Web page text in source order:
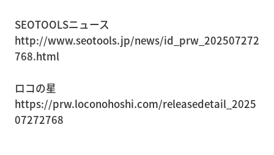
SEOTOOLSニュース
http://www.seotools.jp/news/id_prw_202507272
768.html
ロコの星
https://prw.loconohoshi.com/releasedetail_2025
07272768